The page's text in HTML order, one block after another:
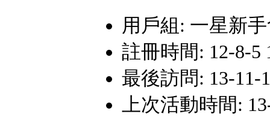
用戶組: 一星新
註冊時間: 12-8-5
最後訪問: 13-11-
上次活動時間: